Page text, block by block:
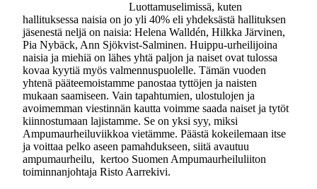
Luottamuselimissä, kuten
hallituksessa naisia on jo yli 40% eli yhdeksästä hallituksen
jäsenestä neljä on naisia: Helena Walldén, Hilkka Järvinen,
Pia Nybäck, Ann Sjökvist-Salminen. Huippu-urheilijoina
naisia ja miehiä on lähes yhtä paljon ja naiset ovat tulossa
kovaa kyytiä myös valmennuspuolelle. Tämän vuoden
yhtenä pääteemoistamme panostaa tyttöjen ja naisten
mukaan saamiseen. Vain tapahtumien, ulostulojen ja
avoimemman viestinnän kautta voimme saada naiset ja tytöt
kiinnostumaan lajistamme. Se on yksi syy, miksi
Ampumaurheiluviikkoa vietämme. Päästä kokeilemaan itse
ja voittaa pelko aseen pamahdukseen, siitä avautuu
ampumaurheilu, kertoo Suomen Ampumaurheiluliiton
toiminnanjohtaja Risto Aarrekivi.